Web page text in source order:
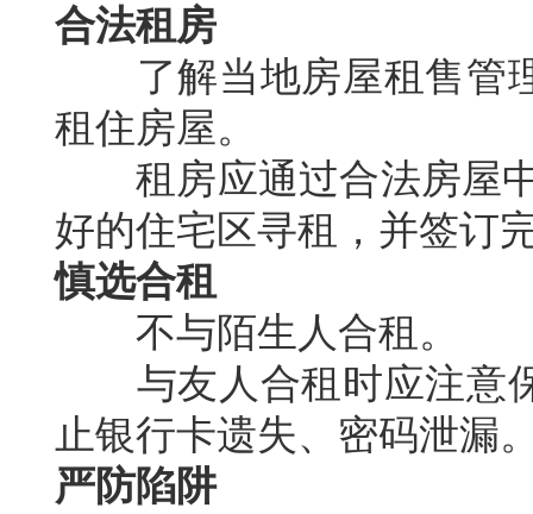
合法租房
了解当地房屋租售管理
租住房屋。
租房应通过合法房屋中
好的住宅区寻租，并签订
慎选合租
不与陌生人合租。
与友人合租时应注意保
止银行卡遗失、密码泄漏
严防陷阱